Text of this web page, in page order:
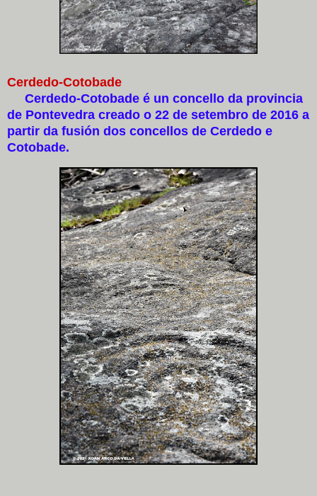
Cerdedo-Cotobade
Cerdedo-Cotobade é un concello da provincia
de Pontevedra creado o 22 de setembro de 2016 a
partir da fusión dos concellos de Cerdedo e
Cotobade.